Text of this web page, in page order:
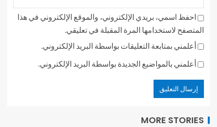
احفظ اسمي، بريدي الإلكتروني، والموقع الإلكتروني في هذا
المتصفح لاستخدامها المرة المقبلة في تعليقي.
أعلمني بمتابعة التعليقات بواسطة البريد الإلكتروني.
أعلمني بالمواضيع الجديدة بواسطة البريد الإلكتروني.
MORE STORIES